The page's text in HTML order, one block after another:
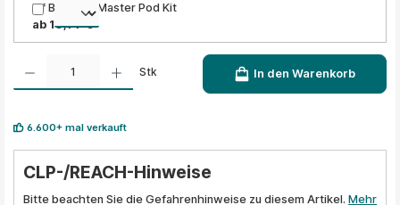
Elf Bar ELFA Master Pod Kit
ab 10,99 €
Produkt Anzahl: Gib den gewünschten Wert ein oder benutze die Schaltflächen um die
Stk In den Warenkorb
6.600+ mal verkauft
CLP-/REACH-Hinweise
Bitte beachten Sie die Gefahrenhinweise zu diesem Artikel. Mehr